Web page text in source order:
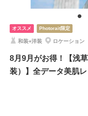
レタッチ,アクセサリー,ヘッ
靴,ワイシャツ,ネクタイ,カフ
室内で安心♪ペットと記念に
いつもそばにいてくれる大切
ら・・
ペットソロ写真も綺麗にの
オススメ Photorait限定
和装+洋装 ロケーション
8月9月がお得！【浅
装）】全データ美肌